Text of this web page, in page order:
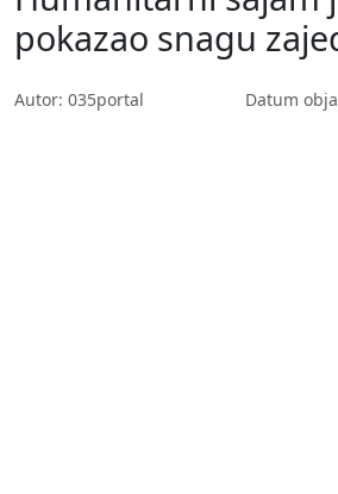
pokazao snagu
Autor: 035portal Datum